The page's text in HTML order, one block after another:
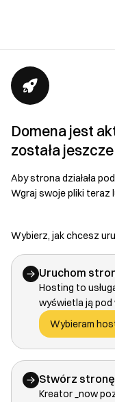
Domena jest
została
Aby strona działała
Wgraj swoje pliki
Wybierz, jak chcesz
Uruchom
Hosting to
wyświetla ją pod
Wybieram
Stwórz
Kreator _now